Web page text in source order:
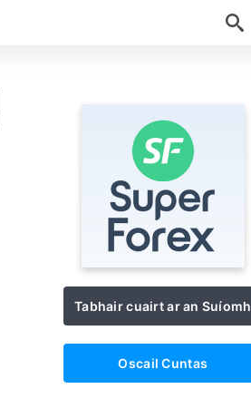
Tabhair cuairt ar an Suíomh
Oscail Cuntas